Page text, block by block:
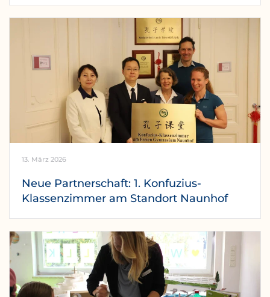
13. März 2026
Neue Partnerschaft: 1. Konfuzius-
Klassenzimmer am Standort Naunhof